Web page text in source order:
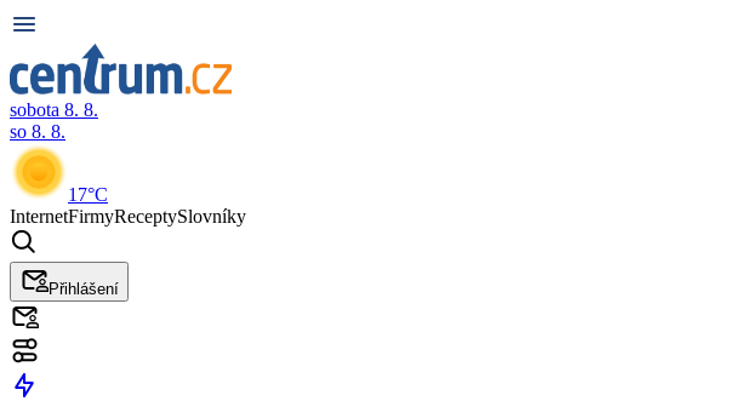
sobota 8. 8.
so 8. 8.
17°C
InternetFirmyReceptySlovníky
Přihlášení